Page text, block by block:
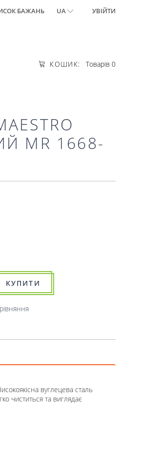
БАЖАНЬ UA УВІЙТИ
КОШИК: Товарів 0
MR 1668-
КУПИТИ
вуглецева сталь
чиститься та виглядає